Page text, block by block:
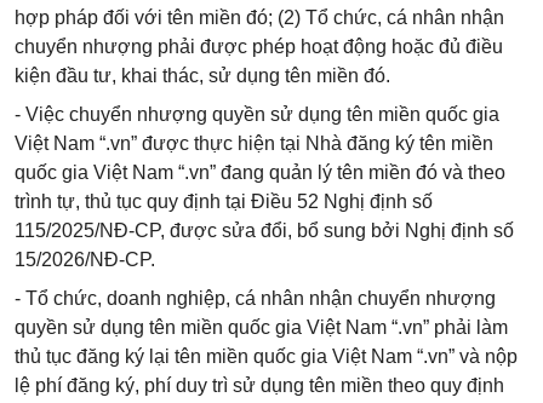
hợp pháp đối với tên miền đó; (2) Tổ chức, cá nhân nhận
chuyển nhượng phải được phép hoạt động hoặc đủ điều
kiện đầu tư, khai thác, sử dụng tên miền đó.
- Việc chuyển nhượng quyền sử dụng tên miền quốc gia
Việt Nam “.vn” được thực hiện tại Nhà đăng ký tên miền
quốc gia Việt Nam “.vn” đang quản lý tên miền đó và theo
trình tự, thủ tục quy định tại Điều 52 Nghị định số
115/2025/NĐ-CP, được sửa đổi, bổ sung bởi Nghị định số
15/2026/NĐ-CP.
- Tổ chức, doanh nghiệp, cá nhân nhận chuyển nhượng
quyền sử dụng tên miền quốc gia Việt Nam “.vn” phải làm
thủ tục đăng ký lại tên miền quốc gia Việt Nam “.vn” và nộp
lệ phí đăng ký, phí duy trì sử dụng tên miền theo quy định